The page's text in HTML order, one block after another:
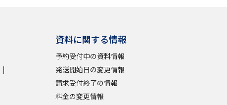
資料に関する情報
予約受付中の資料情報
発送開始日の変更情報
請求受付終了の情報
料金の変更情報